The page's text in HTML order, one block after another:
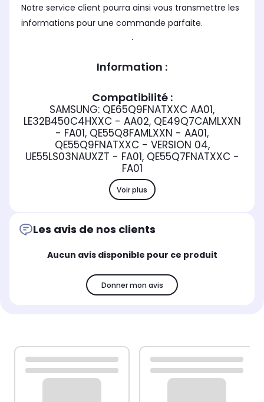
Notre service client pourra ainsi vous transmettre les
informations pour une commande parfaite.
.
Information :
Compatibilité :
SAMSUNG: QE65Q9FNATXXC AA01,
LE32B450C4HXXC - AA02, QE49Q7CAMLXXN
- FA01, QE55Q8FAMLXXN - AA01,
QE55Q9FNATXXC - VERSION 04,
UE55LS03NAUXZT - FA01, QE55Q7FNATXXC -
FA01
Voir plus
Les avis de nos clients
Aucun avis disponible pour ce produit
Donner mon avis